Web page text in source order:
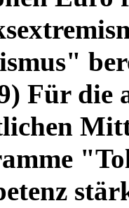
) Für die